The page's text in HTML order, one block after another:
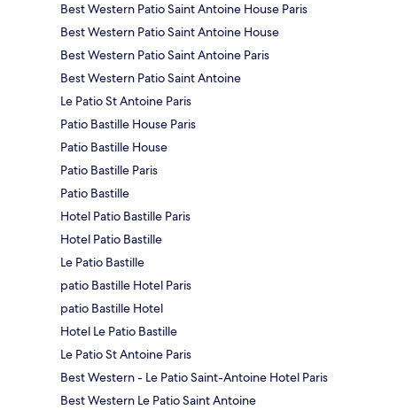
Best Western Patio Saint Antoine House Paris
Best Western Patio Saint Antoine House
Best Western Patio Saint Antoine Paris
Best Western Patio Saint Antoine
Le Patio St Antoine Paris
Patio Bastille House Paris
Patio Bastille House
Patio Bastille Paris
Patio Bastille
Hotel Patio Bastille Paris
Hotel Patio Bastille
Le Patio Bastille
patio Bastille Hotel Paris
patio Bastille Hotel
Hotel Le Patio Bastille
Le Patio St Antoine Paris
Best Western - Le Patio Saint-Antoine Hotel Paris
Best Western Le Patio Saint Antoine